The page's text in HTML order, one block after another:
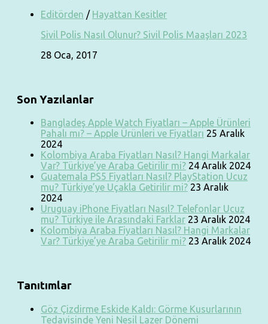
Editörden / Hayattan Kesitler
Sivil Polis Nasıl Olunur? Sivil Polis Maaşları 2023
28 Oca, 2017
Son Yazılanlar
Bangladeş Apple Watch Fiyatları – Apple Ürünleri
Pahalı mı? – Apple Ürünleri ve Fiyatları 25 Aralık
2024
Kolombiya Araba Fiyatları Nasıl? Hangi Markalar
Var? Türkiye’ye Araba Getirilir mi? 24 Aralık 2024
Guatemala PS5 Fiyatları Nasıl? PlayStation Ucuz
mu? Türkiye’ye Uçakla Getirilir mi? 23 Aralık
2024
Uruguay iPhone Fiyatları Nasıl? Telefonlar Ucuz
mu? Türkiye ile Arasındaki Farklar 23 Aralık 2024
Kolombiya Araba Fiyatları Nasıl? Hangi Markalar
Var? Türkiye’ye Araba Getirilir mi? 23 Aralık 2024
Tanıtımlar
Göz Çizdirme Eskide Kaldı: Görme Kusurlarının
Tedavisinde Yeni Nesil Lazer Dönemi